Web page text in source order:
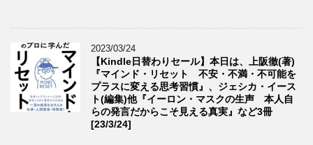
2023/03/24
【Kindle日替わりセール】本日は、上阪徹(著)
『マインド・リセット 不安・不満・不可能を
プラスに変える思考習慣』、ジェシカ・イース
ト(編集)他『イーロン・マスクの生声 本人自
らの発言だからこそ見える真実』など3冊
[23/3/24]